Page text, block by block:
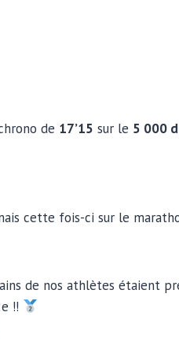
de 17’15 sur le 5 000
cette fois-ci sur le
de nos athlètes étaient
!!